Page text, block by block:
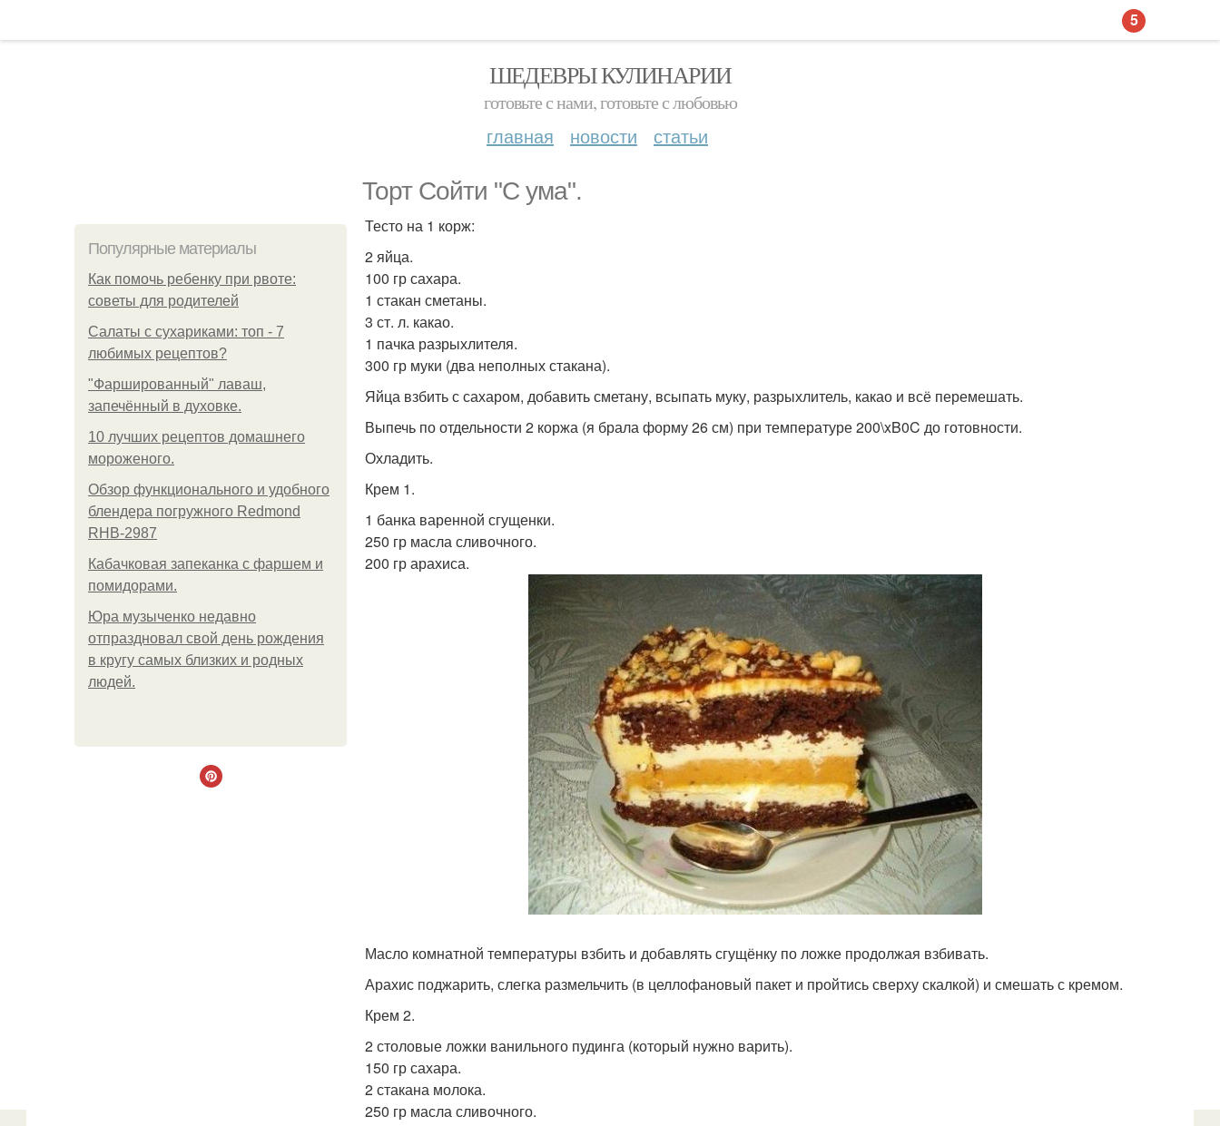
ШЕДЕВРЫ КУЛИНАРИИ
готовьте с нами, готовьте с любовью
главная новости статьи
Торт Сойти "С ума".
Популярные материалы
Как помочь ребенку при рвоте:
советы для родителей
Салаты с сухариками: топ - 7
любимых рецептов?
"Фаршированный" лаваш,
запечённый в духовке.
10 лучших рецептов домашнего
мороженого.
Обзор функционального и удобного
блендера погружного Redmond
RHB-2987
Кабачковая запеканка с фаршем и
помидорами.
Юра музыченко недавно
отпраздновал свой день рождения
в кругу самых близких и родных
людей.
Тесто на 1 корж:
2 яйца.
100 гр сахара.
1 стакан сметаны.
3 ст. л. какао.
1 пачка разрыхлителя.
300 гр муки (два неполных стакана).
Яйца взбить с сахаром, добавить сметану, всыпать муку, разрыхлитель, какао и всё перемешать.
Выпечь по отдельности 2 коржа (я брала форму 26 см) при температуре 200\xB0C до готовности.
Охладить.
Крем 1.
1 банка варенной сгущенки.
250 гр масла сливочного.
200 гр арахиса.
Масло комнатной температуры взбить и добавлять сгущёнку по ложке продолжая взбивать.
Арахис поджарить, слегка размельчить (в целлофановый пакет и пройтись сверху скалкой) и смешать с кремом.
Крем 2.
2 столовые ложки ванильного пудинга (который нужно варить).
150 гр сахара.
2 стакана молока.
250 гр масла сливочного.
5